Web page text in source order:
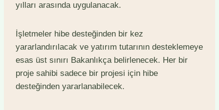
yılları arasında uygulanacak.
İşletmeler hibe desteğinden bir kez
yararlandırılacak ve yatırım tutarının desteklemeye
esas üst sınırı Bakanlıkça belirlenecek. Her bir
proje sahibi sadece bir projesi için hibe
desteğinden yararlanabilecek.